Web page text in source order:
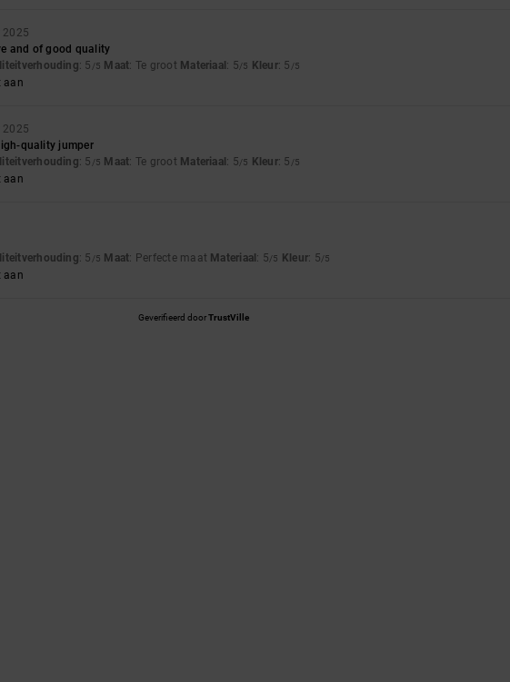
2025
and of good quality
: 5 /5 Maat: Te groot Materiaal : 5/5 Kleur: 5 /5
aan
2025
quality jumper
: 5 /5 Maat: Te groot Materiaal : 5/5 Kleur: 5 /5
aan
: 5 /5 Maat: Perfecte maat Materiaal : 5/5 Kleur: 5/5
aan
Geverifieerd doorTrustVille